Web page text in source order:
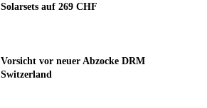
Solarsets auf 269 CHF
Vorsicht vor neuer Abzocke DRM
Switzerland